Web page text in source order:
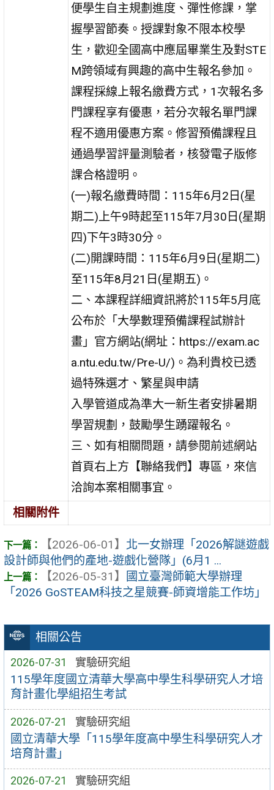
相關公告
2026-07-31 實驗研究組
115學年度國立清華大學高中學生科學研究人才培
育計畫化學組招生考試
2026-07-21 實驗研究組
國立清華大學「115學年度高中學生科學研究人才
培育計畫」
2026-07-21 實驗研究組
便學生自主規劃進度、彈性修課，掌
握學習節奏。授課對象不限本校學
生，歡迎全國高中應屆畢業生及對STE
M跨領域有興趣的高中生報名參加。
課程採線上報名繳費方式，1次報名多
門課程享有優惠，若分次報名單門課
程不適用優惠方案。修習預備課程且
通過學習評量測驗者，核發電子版修
課合格證明。
(一)報名繳費時間：115年6月2日(星
期二)上午9時起至115年7月30日(星期
四)下午3時30分。
(二)開課時間：115年6月9日(星期二)
至115年8月21日(星期五)。
二、本課程詳細資訊將於115年5月底
公布於「大學數理預備課程試辦計
畫」官方網站(網址：https://exam.ac
a.ntu.edu.tw/Pre-U/)。為利貴校已透
過特殊選才、繁星與申請
入學管道成為準大一新生者安排暑期
學習規劃，鼓勵學生踴躍報名。
三、如有相關問題，請參閱前述網站
首頁右上方【聯絡我們】專區，來信
洽詢本案相關事宜。
相關附件
【2026-06-01】 北一女辦理「2026解謎遊戲
設計師與他們的產地-遊戲化營隊」(6月1 ...
【2026-05-31】
國立臺灣師範大學辦理
「2026 GoSTEAM科技之星競賽-師資增能工作坊」